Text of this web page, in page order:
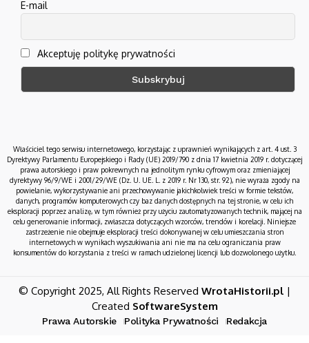
E-mail
Akceptuję politykę prywatności
Właściciel tego serwisu internetowego, korzystając z uprawnień wynikających z art. 4 ust. 3
Dyrektywy Parlamentu Europejskiego i Rady (UE) 2019/790 z dnia 17 kwietnia 2019 r. dotyczącej
prawa autorskiego i praw pokrewnych na jednolitym rynku cyfrowym oraz zmieniającej
dyrektywy 96/9/WE i 2001/29/WE (Dz. U. UE. L. z 2019 r. Nr 130, str. 92), nie wyraża zgody na
powielanie, wykorzystywanie ani przechowywanie jakichkolwiek treści w formie tekstów,
danych, programów komputerowych czy baz danych dostępnych na tej stronie, w celu ich
eksploracji poprzez analizę, w tym również przy użyciu zautomatyzowanych technik, mającej na
celu generowanie informacji, zwłaszcza dotyczących wzorców, trendów i korelacji. Niniejsze
zastrzeżenie nie obejmuje eksploracji treści dokonywanej w celu umieszczania stron
internetowych w wynikach wyszukiwania ani nie ma na celu ograniczania praw
konsumentów do korzystania z treści w ramach udzielonej licencji lub dozwolonego użytku.
© Copyright 2025, All Rights Reserved WrotaHistorii.pl |
Created SoftwareSystem
Prawa Autorskie Polityka Prywatności Redakcja